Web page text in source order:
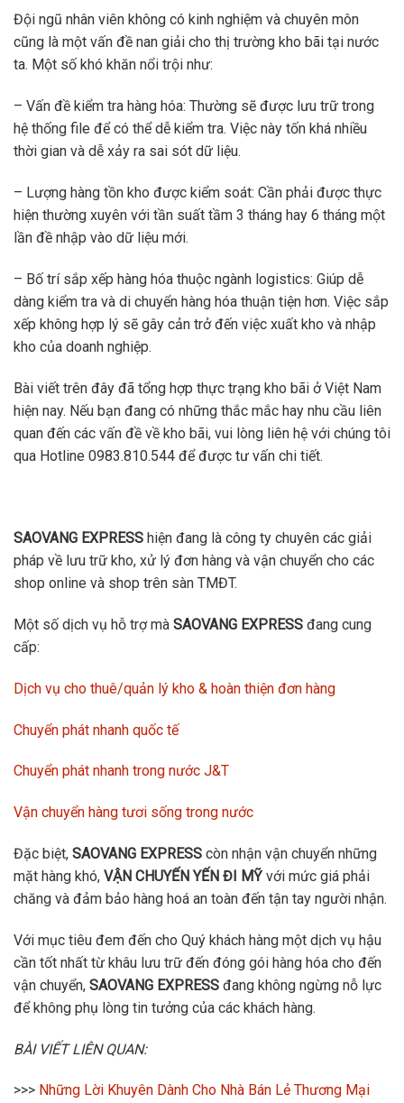
Đội ngũ nhân viên không có kinh nghiệm và chuyên môn
cũng là một vấn đề nan giải cho thị trường kho bãi tại nước
ta. Một số khó khăn nổi trội như:
– Vấn đề kiểm tra hàng hóa: Thường sẽ được lưu trữ trong
hệ thống file để có thể dễ kiểm tra. Việc này tốn khá nhiều
thời gian và dễ xảy ra sai sót dữ liệu.
– Lượng hàng tồn kho được kiểm soát: Cần phải được thực
hiện thường xuyên với tần suất tầm 3 tháng hay 6 tháng một
lần đề nhập vào dữ liệu mới.
– Bố trí sắp xếp hàng hóa thuộc ngành logistics: Giúp dễ
dàng kiểm tra và di chuyển hàng hóa thuận tiện hơn. Việc sắp
xếp không hợp lý sẽ gây cản trở đến việc xuất kho và nhập
kho của doanh nghiệp.
Bài viết trên đây đã tổng hợp thực trạng kho bãi ở Việt Nam
hiện nay. Nếu bạn đang có những thắc mắc hay nhu cầu liên
quan đến các vấn đề về kho bãi, vui lòng liên hệ với chúng tôi
qua Hotline 0983.810.544 để được tư vấn chi tiết.
SAOVANG EXPRESS hiện đang là công ty chuyên các giải
pháp về lưu trữ kho, xử lý đơn hàng và vận chuyển cho các
shop online và shop trên sàn TMĐT.
Một số dịch vụ hỗ trợ mà SAOVANG EXPRESS đang cung
cấp:
Dịch vụ cho thuê/quản lý kho & hoàn thiện đơn hàng
Chuyển phát nhanh quốc tế
Chuyển phát nhanh trong nước J&T
Vận chuyển hàng tươi sống trong nước
Đặc biệt, SAOVANG EXPRESS còn nhận vận chuyển những
mặt hàng khó, VẬN CHUYẾN YẾN ĐI MỸ với mức giá phải
chăng và đảm bảo hàng hoá an toàn đến tận tay người nhận.
Với mục tiêu đem đến cho Quý khách hàng một dịch vụ hậu
cần tốt nhất từ khâu lưu trữ đến đóng gói hàng hóa cho đến
vận chuyển, SAOVANG EXPRESS đang không ngừng nỗ lực
để không phụ lòng tin tưởng của các khách hàng.
BÀI VIẾT LIÊN QUAN:
>>> Những Lời Khuyên Dành Cho Nhà Bán Lẻ Thương Mại